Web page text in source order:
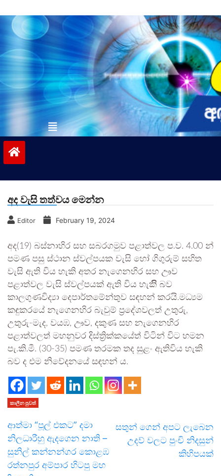
to
contentvinivida.lk
අද වැසි තත්වය මෙන්න
Editor February 19, 2024
අද(19) බස්නාහිර සහ සබරගමුව පළාත්වල ප.ව. 4.00 න්
පමණ පසු ස්ථාන ස්වල්පයක වැසි හෝ ගිගුරුම් සහිත
වැසි ඇති විය හැකි අතර නැගෙනහිර සහ ඌව
පළාත්වල වැසි ස්වල්පයක් ඇති විය හැකිිි බව
කාලගුණවිද්‍යා දෙපාර්තමේන්තුව සඳහන් කරයි.මධ්‍යම
කඳුකරයේ නැගෙනහිර බැවුම් ප්‍රදේශවලත් උතුරු,
උතුරු-මැද, වයඹ, ඌව, දකුණ සහ නැගෙනහිර
පළාත්වලත් මහනුවර දිස්ත්‍රික්කයේත් විටින් විට හමන
පැ.කි.මී. (30-35) පමණ තරමක තද සුළං ඇතිවිය හැකි
බව ද එම නිවේදනයේ සඳහන් ය.
කාලීන පුවත්
ආත්මා “පූල් එකට” දමා
නිලධාරීහු ඇදගෙන නාති –
සුනිල් කන්නන්ගර කොළඹ
රත්නපුර අම්පාර හිටපු මහ
සතුන් ගෙන් අපට ලැබෙන
උදව් වලට පුංචි නිදසුන්
කිහිපයක්